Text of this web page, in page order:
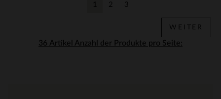
Anzahl der Produkte pro Seite:
1 2 3
WEITER